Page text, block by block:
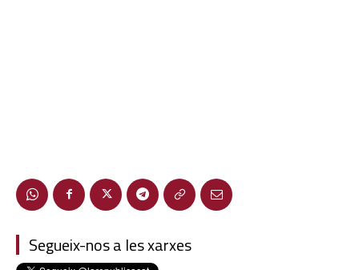
Segueix-nos a les xarxes